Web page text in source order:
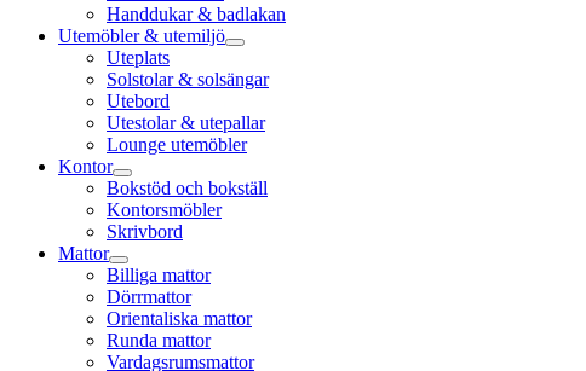
Handdukar & badlakan
Utemöbler & utemiljö
Uteplats
Solstolar & solsängar
Utebord
Utestolar & utepallar
Lounge utemöbler
Kontor
Bokstöd och bokställ
Kontorsmöbler
Skrivbord
Mattor
Billiga mattor
Dörrmattor
Orientaliska mattor
Runda mattor
Vardagsrumsmattor